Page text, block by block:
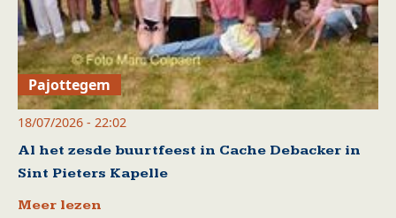
Pajottegem
18/07/2026 - 22:02
Al het zesde buurtfeest in Cache Debacker in
Sint Pieters Kapelle
Meer lezen